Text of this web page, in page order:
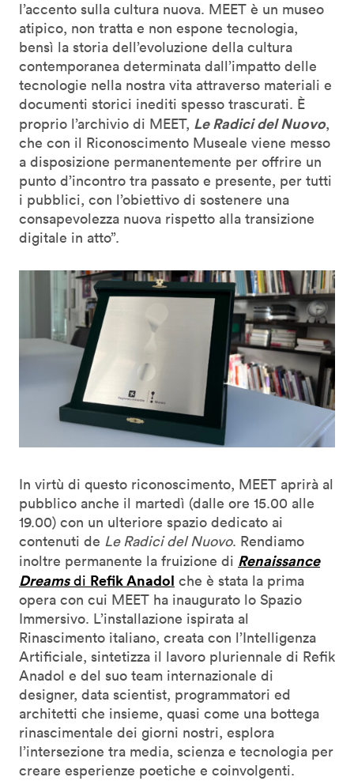
l’accento sulla cultura nuova. MEET è un museo
atipico, non tratta e non espone tecnologia,
bensì la storia dell’evoluzione della cultura
contemporanea determinata dall’impatto delle
tecnologie nella nostra vita attraverso materiali e
documenti storici inediti spesso trascurati. È
proprio l’archivio di MEET, Le Radici del Nuovo,
che con il Riconoscimento Museale viene messo
a disposizione permanentemente per offrire un
punto d’incontro tra passato e presente, per tutti
i pubblici, con l’obiettivo di sostenere una
consapevolezza nuova rispetto alla transizione
digitale in atto”.
In virtù di questo riconoscimento, MEET aprirà al
pubblico anche il martedì (dalle ore 15.00 alle
19.00) con un ulteriore spazio dedicato ai
contenuti de Le Radici del Nuovo. Rendiamo
inoltre permanente la fruizione di Renaissance
Dreamsdi Refik Anadol che è stata la prima
opera con cui MEET ha inaugurato lo Spazio
Immersivo. L’installazione ispirata al
Rinascimento italiano, creata con l’Intelligenza
Artificiale, sintetizza il lavoro pluriennale di Refik
Anadol e del suo team internazionale di
designer, data scientist, programmatori ed
architetti che insieme, quasi come una bottega
rinascimentale dei giorni nostri, esplora
l’intersezione tra media, scienza e tecnologia per
creare esperienze poetiche e coinvolgenti.